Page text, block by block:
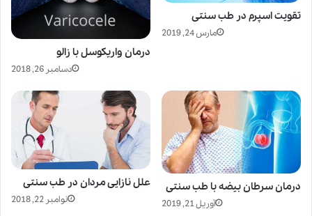
درمان واریکوسل با زالو
دسامبر 26, 2018
تقویت اسپرم در طب سنتی
مارس 24, 2019
علل نازایی مردان در طب سنتی
نوامبر 22, 2018
درمان سرطان بیضه با طب سنتی
آوریل 21, 2019